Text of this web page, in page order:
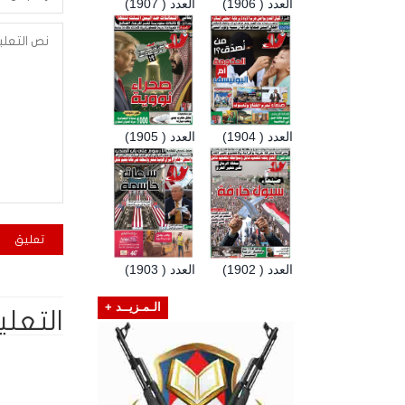
العدد ( 1907) العدد ( 1906)
العدد ( 1905) العدد ( 1904)
العدد ( 1903) العدد ( 1902)
الـمـزيــد +